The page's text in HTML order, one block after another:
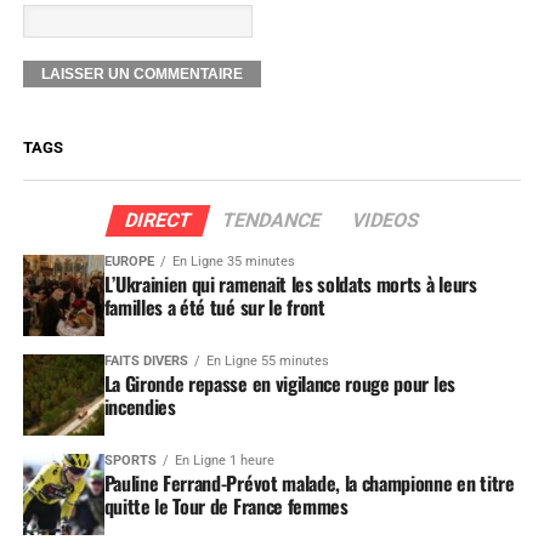
TAGS
DIRECT TENDANCE VIDEOS
EUROPE En Ligne 35 minutes
L’Ukrainien qui ramenait les soldats morts à leurs
familles a été tué sur le front
FAITS DIVERS En Ligne 55 minutes
La Gironde repasse en vigilance rouge pour les
incendies
SPORTS En Ligne 1 heure
Pauline Ferrand-Prévot malade, la championne en titre
quitte le Tour de France femmes